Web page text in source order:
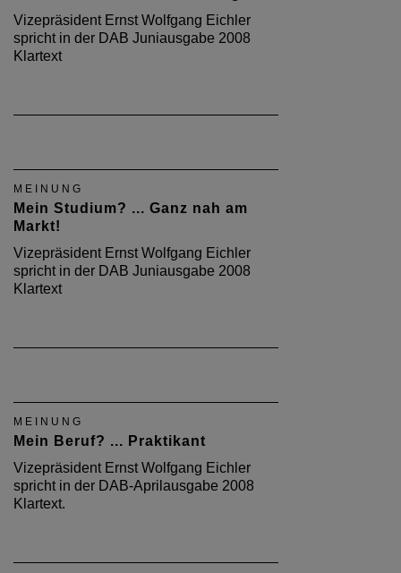
Vizepräsident Ernst Wolfgang Eichler
spricht in der DAB Juniausgabe 2008
Klartext
MEINUNG
Mein Studium? ... Ganz nah am
Markt!
Vizepräsident Ernst Wolfgang Eichler
spricht in der DAB Juniausgabe 2008
Klartext
MEINUNG
Mein Beruf? ... Praktikant
Vizepräsident Ernst Wolfgang Eichler
spricht in der DAB-Aprilausgabe 2008
Klartext.